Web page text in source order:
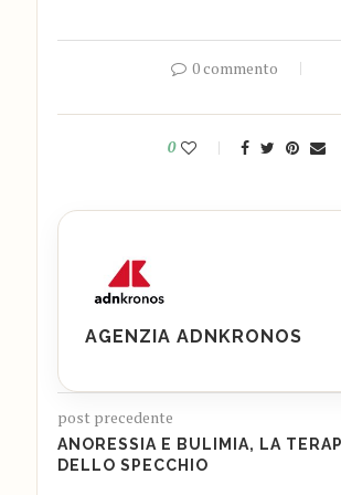
0 commento
0
AGENZIA ADNKRONOS
post precedente
ANORESSIA E BULIMIA, LA
DELLO SPECCHIO